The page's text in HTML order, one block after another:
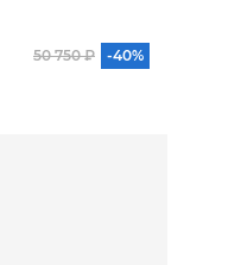
50 750 ₽ -40%